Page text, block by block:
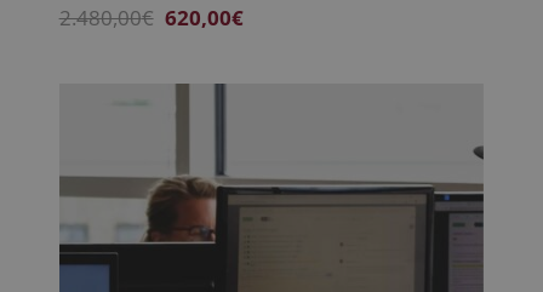
2.480,00€ El
620,00€El